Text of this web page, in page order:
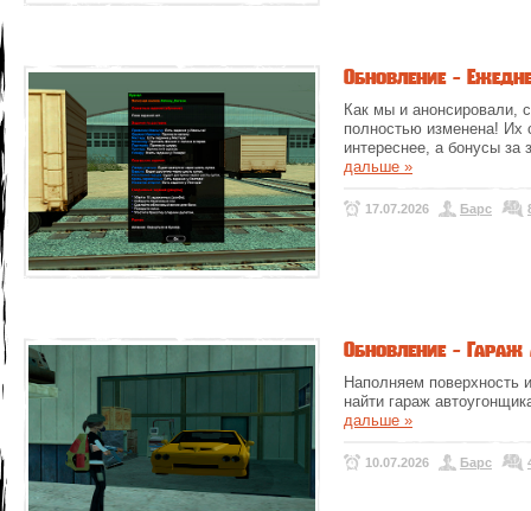
Обновление -
Как мы и анонсировали,
полностью изменена! Их
интереснее, а бонусы
дальше »
17.07.2026 Барс
Обновление -
Наполняем поверхность
найти гараж
дальше »
10.07.2026 Барс